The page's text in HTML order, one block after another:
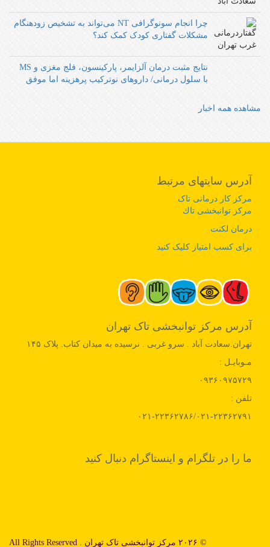
چرا انجام سونوگرافی NT می‌تواند به تشخیص زودهنگام
مشکلات گفتاری کودک کمک کند؟
نتایج مثبت درمان آلزایمر، پارکینسون، فلج مغزی و MS
با سلول درمانی/ داروهای نوترکیب پرهزینه اما موفق‌‌
مشاهده همه اخبار
آدرس سایتهای مرتبط
مرکز کار درمانی تاک
مرکز توانبخشی تاك
درمان لکنت
برای کسب امتیاز کلیک کنید
آدرس مرکز توانبخشی تاک تهران
تهران.سعادت آباد . سرو غربی . نرسیده به میدان کتاب. پلاک ۱۴۵
مـوبایـل :
۰۹۳۶۰۹۷۵۷۲۹
تلفن :
۰۲۱-۲۲۳۶۲۷۸۶/۰۲۱-۲۲۳۶۲۷۹۱
ما را در تلگرام و اینستاگرام دنبال کنید
© ۲۰۲۶ مرکز توانبخشی تاک تهران . All Rights Reserved